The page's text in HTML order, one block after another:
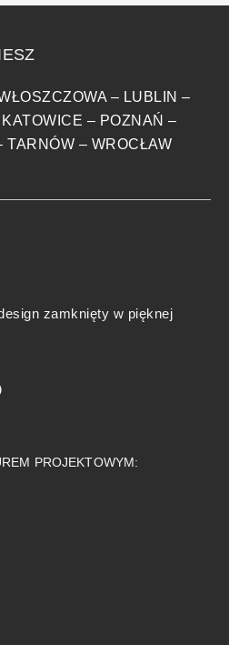
– LUBLIN –
KATOWICE – POZNAŃ –
TARNÓW – WROCŁAW
zamknięty w pięknej
PROJEKTOWYM: